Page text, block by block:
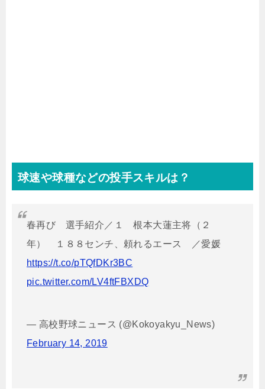
球速や球種などの投手スキルは？
春再び 選手紹介／１ 根本大蓮主将（２
年） １８８センチ、頼れるエース ／愛媛
https://t.co/pTQfDKr3BC
pic.twitter.com/LV4ftFBXDQ
— 高校野球ニュース (@Kokoyakyu_News)
February 14, 2019